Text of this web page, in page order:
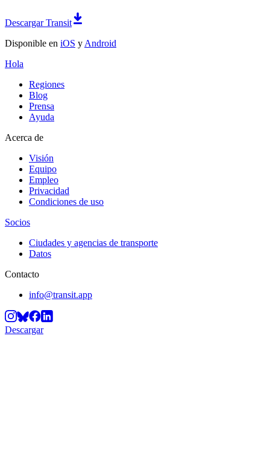
Descargar Transit
Disponible en iOS y Android
Hola
Regiones
Blog
Prensa
Ayuda
Acerca de
Visión
Equipo
Empleo
Privacidad
Condiciones de uso
Socios
Ciudades y agencias de transporte
Datos
Contacto
info@transit.app
Descargar